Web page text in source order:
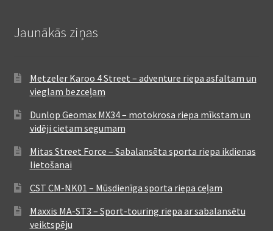
Jaunākās ziņas
Metzeler Karoo 4 Street – adventure riepa asfaltam un
vieglam bezceļam
Dunlop Geomax MX34 – motokrosa riepa mīkstam un
vidēji cietam segumam
Mitas Street Force – Sabalansēta sporta riepa ikdienas
lietošanai
CST CM-NK01 – Mūsdienīga sporta riepa ceļam
Maxxis MA-ST3 – Sport-touring riepa ar sabalansētu
veiktspēju